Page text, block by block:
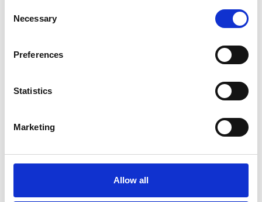
Selection
Necessary
Preferences
Statistics
Marketing
Allow all
Platenliften
Handleiding Mondelin Levpano platenlift Combi 400 &
450
Handleiding ladderlift Comabi Nevada